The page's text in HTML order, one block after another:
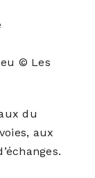
© Les
du
aux